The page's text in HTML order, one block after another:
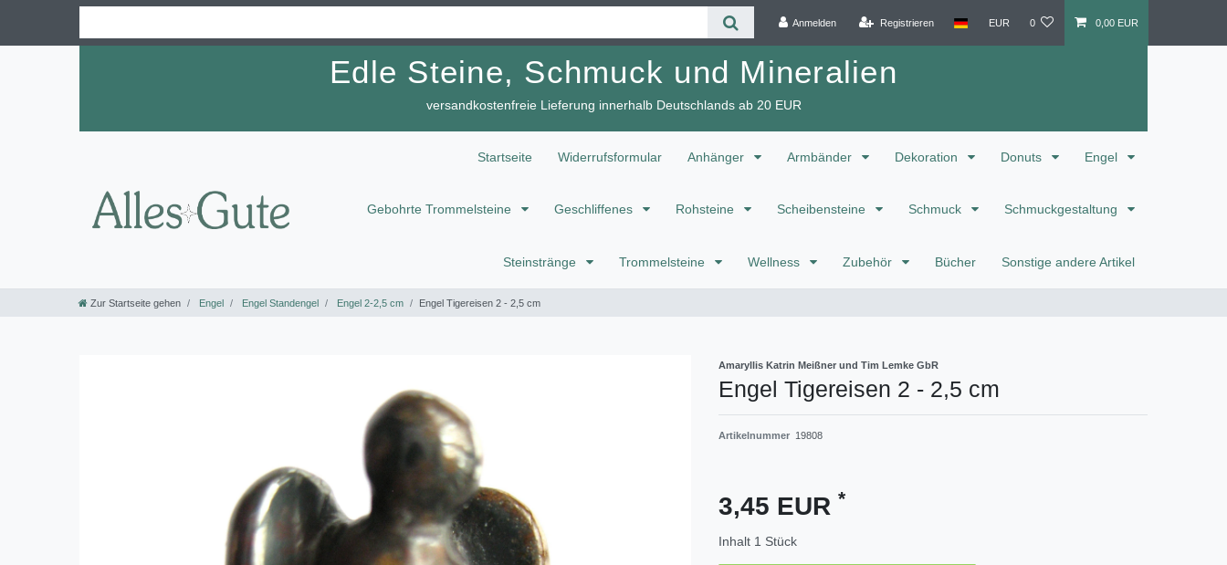
Anmelden Registrieren EUR 0 0,00 EUR
Edle Steine, Schmuck und Mineralien
versandkostenfreie Lieferung innerhalb Deutschlands ab 20 EUR
Startseite Widerrufsformular Anhänger Armbänder Dekoration Donuts Engel
Gebohrte Trommelsteine Geschliffenes Rohsteine Scheibensteine Schmuck Schmuckgestaltung
Steinstränge Trommelsteine Wellness Zubehör Bücher Sonstige andere Artikel
Zur Startseite gehen Engel Engel Standengel Engel 2-2,5 cm Engel Tigereisen 2 - 2,5 cm
Amaryllis Katrin Meißner und Tim Lemke GbR
Engel Tigereisen 2 - 2,5 cm
Artikelnummer 19808
3,45 EUR *
Inhalt 1 Stück